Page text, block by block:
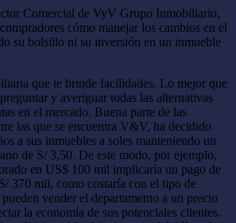
Comercial de VyV Grupo Inmobiliario,
cómo manejar los cambios en el
su bolsillo ni su inversión en un inmueble
que te brinde facilidades. Lo mejor que
y averiguar todas las alternativas
en el mercado. Buena parte de las
las que se encuentra V&V, ha decidido
a sus inmuebles a soles manteniendo un
de S/ 3,50. De este modo, por ejemplo,
en US$ 100 mil implicaría un pago de
370 mil, como costaría con el tipo de
vender el departamento a un precio
la economía de sus potenciales clientes.